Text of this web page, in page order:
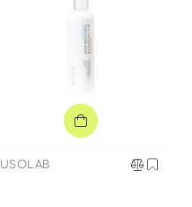
USOLAB
Регистрация